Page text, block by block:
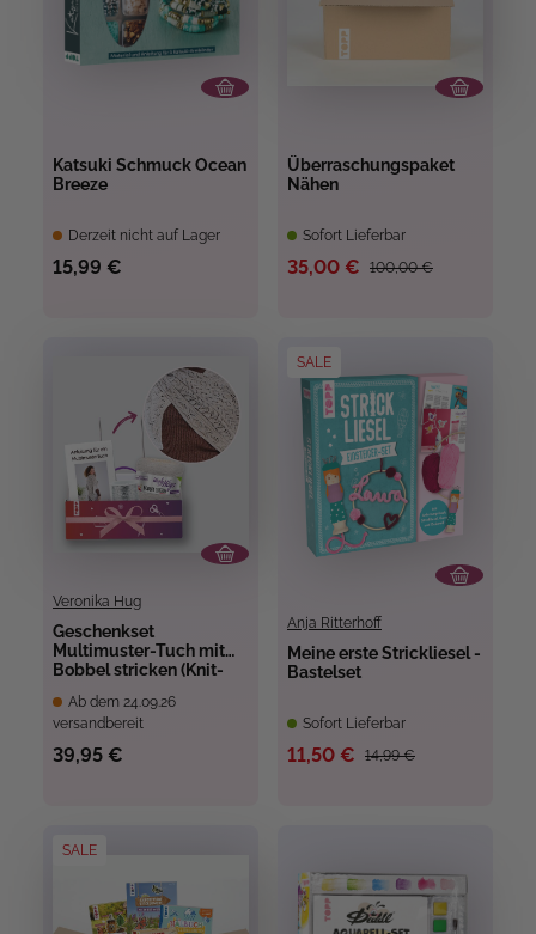
Katsuki Schmuck Ocean
Breeze
Derzeit nicht auf Lager
15,99 €
Überraschungspaket
Nähen
Sofort Lieferbar
100,00 €
35,00 €
Veronika Hug
Geschenkset
Multimuster-Tuch mit
Bobbel stricken (Knit-
Ab dem 24.09.26
versandbereit
39,95 €
SALE
Anja Ritterhoff
Meine erste Strickliesel -
Bastelset
Sofort Lieferbar
14,99 €
11,50 €
SALE